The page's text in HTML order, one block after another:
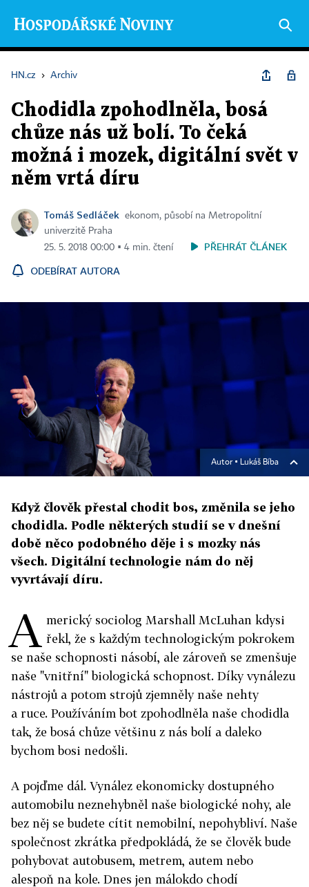
HN.cz › Archiv
Chodidla zpohodlněla, bosá
chůze nás už bolí. To čeká
možná i mozek, digitální svět v
něm vrtá díru
Tomáš Sedláček
ekonom, působí na Metropolitní
univerzitě Praha
25. 5. 2018 00:00 ▪ 4 min. čtení
PŘEHRÁT ČLÁNEK
ODEBÍRAT AUTORA
Autor ▪ Lukáš Bíba
Když člověk přestal chodit bos, změnila se jeho
chodidla. Podle některých studií se v dnešní
době něco podobného děje i s mozky nás
všech. Digitální technologie nám do něj
vyvrtávají díru.
A merický sociolog Marshall McLuhan kdysi
řekl, že s každým technologickým pokrokem
se naše schopnosti násobí, ale zároveň se zmenšuje
naše "vnitřní" biologická schopnost. Díky vynálezu
nástrojů a potom strojů zjemněly naše nehty
a ruce. Používáním bot zpohodlněla naše chodidla
tak, že bosá chůze většinu z nás bolí a daleko
bychom bosi nedošli.
A pojďme dál. Vynález ekonomicky dostupného
automobilu neznehybněl naše biologické nohy, ale
bez něj se budete cítit nemobilní, nepohybliví. Naše
společnost zkrátka předpokládá, že se člověk bude
pohybovat autobusem, metrem, autem nebo
alespoň na kole. Dnes jen málokdo chodí